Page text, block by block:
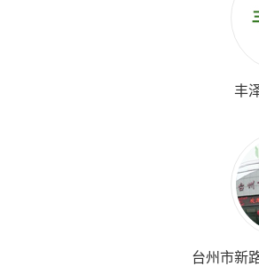
丰
台州市新